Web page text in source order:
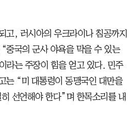
고, 러시아의 우크라이나 침공까지
중국의 군사 야욕을 막을 수 있는
라는 주장이 힘을 얻고 있다. 민주
는 “미 대통령이 동맹국인 대만을
선언해야 한다”며 한목소리를 내